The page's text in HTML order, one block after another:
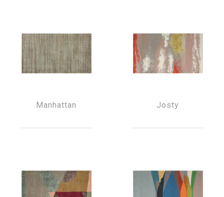
Manhattan Josty